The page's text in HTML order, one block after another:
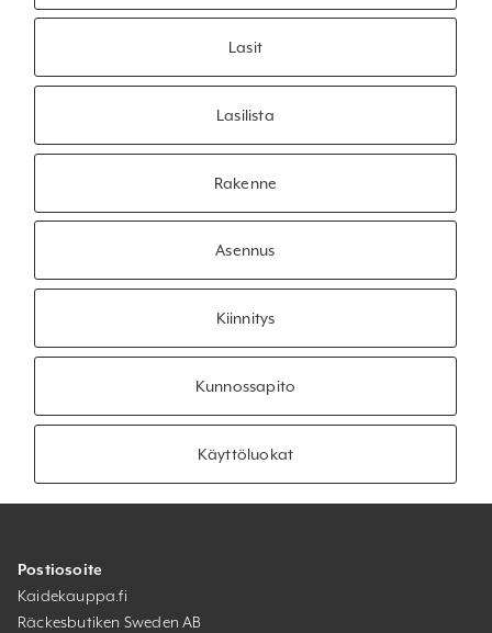
Lasit
Lasilista
Rakenne
Asennus
Kiinnitys
Kunnossapito
Käyttöluokat
Postiosoite
Kaidekauppa.fi
Räckesbutiken Sweden AB